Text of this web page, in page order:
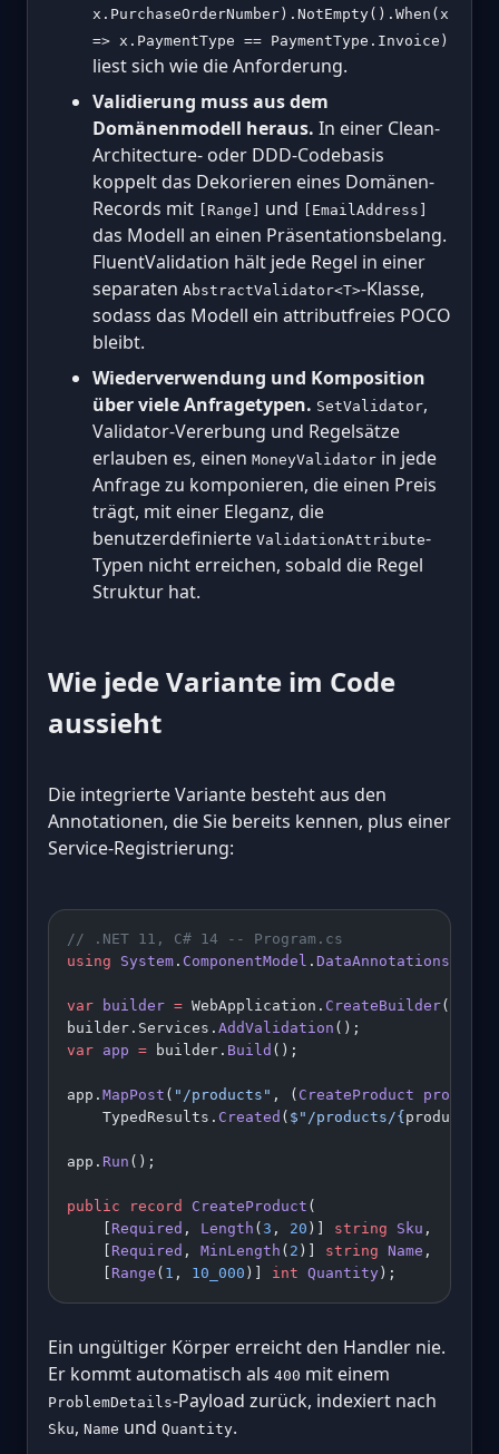
x.PurchaseOrderNumber).NotEmpty().When(x
=> x.PaymentType == PaymentType.Invoice)
liest sich wie die Anforderung.
Validierung muss aus dem
Domänenmodell heraus. In einer Clean-
Architecture- oder DDD-Codebasis
koppelt das Dekorieren eines Domänen-
Records mit
[Range] und [EmailAddress]
das Modell an einen Präsentationsbelang.
FluentValidation hält jede Regel in einer
separaten AbstractValidator<T>-Klasse,
sodass das Modell ein attributfreies POCO
bleibt.
Wiederverwendung und Komposition
über viele Anfragetypen. SetValidator,
Validator-Vererbung und Regelsätze
erlauben es, einen MoneyValidator in jede
Anfrage zu komponieren, die einen Preis
trägt, mit einer Eleganz, die
benutzerdefinierte ValidationAttribute-
Typen nicht erreichen, sobald die Regel
Struktur hat.
Wie jede Variante im Code
aussieht
Die integrierte Variante besteht aus den
Annotationen, die Sie bereits kennen, plus einer
Service-Registrierung:
// .NET 11, C# 14 -- Program.cs
using System . ComponentModel . DataAnnotations
var builder = WebApplication. CreateBuilder
builder.Services. AddValidation ();
var app = builder. Build ();
app. MapPost ( "/products" , ( CreateProduct product
    TypedResults.
Created ( $"/products/{ product
app. Run ();
public record CreateProduct (
Required , Length ( 3 , 20 )] string Sku ,
Required , MinLength ( 2 )] string Name ,
Range ( 1 , 10_000 )] int Quantity );
Ein ungültiger Körper erreicht den Handler nie.
Er kommt automatisch als 400 mit einem
ProblemDetails-Payload zurück, indexiert nach
Sku, Name und Quantity.